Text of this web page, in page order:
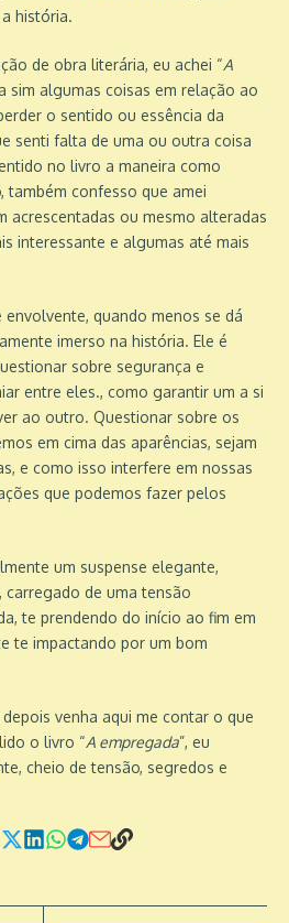
história.
de obra literária, eu achei “A
sim algumas coisas em relação ao
o sentido ou essência da
senti falta de uma ou outra coisa
no livro a maneira como
também confesso que amei
acrescentadas ou mesmo alteradas
interessante e algumas até mais
envolvente, quando menos se dá
imerso na história. Ele é
sobre segurança e
entre eles., como garantir um a si
ao outro. Questionar sobre os
em cima das aparências, sejam
e como isso interfere em nossas
que podemos fazer pelos
um suspense elegante,
de uma tensão
te prendendo do início ao fim em
te impactando por um bom
venha aqui me contar o que
o livro “A empregada”, eu
cheio de tensão, segredos e